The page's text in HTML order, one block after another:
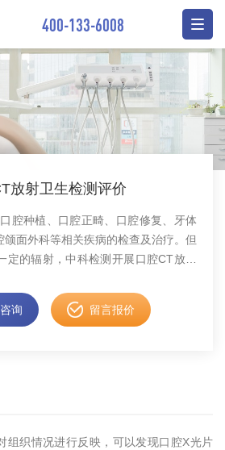
400-133-6008
放射卫生检测评价
腔种植、口腔正畸、口腔修复、牙体
颌面外科等相关疾病的检查及治疗。但
定的辐射，中科检测开展口腔CT放射
询 留言报价
组织情况进行反映，可以发现口腔X光片